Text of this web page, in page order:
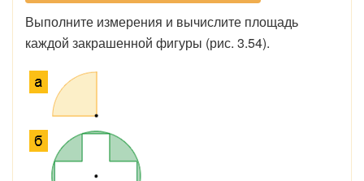
Выполните измерения и вычислите площадь
каждой закрашенной фигуры (рис. 3.54).